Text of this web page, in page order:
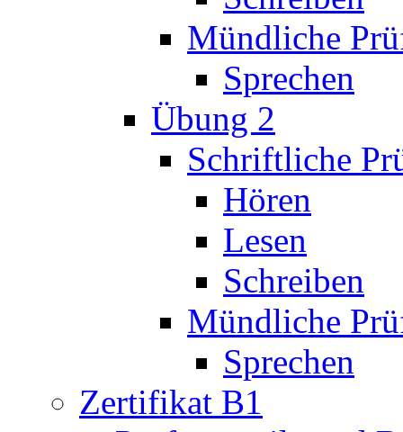
Mündliche
Sprechen
Übung 2
Schriftliche
Hören
Lesen
Schreiben
Mündliche
Sprechen
Zertifikat B1